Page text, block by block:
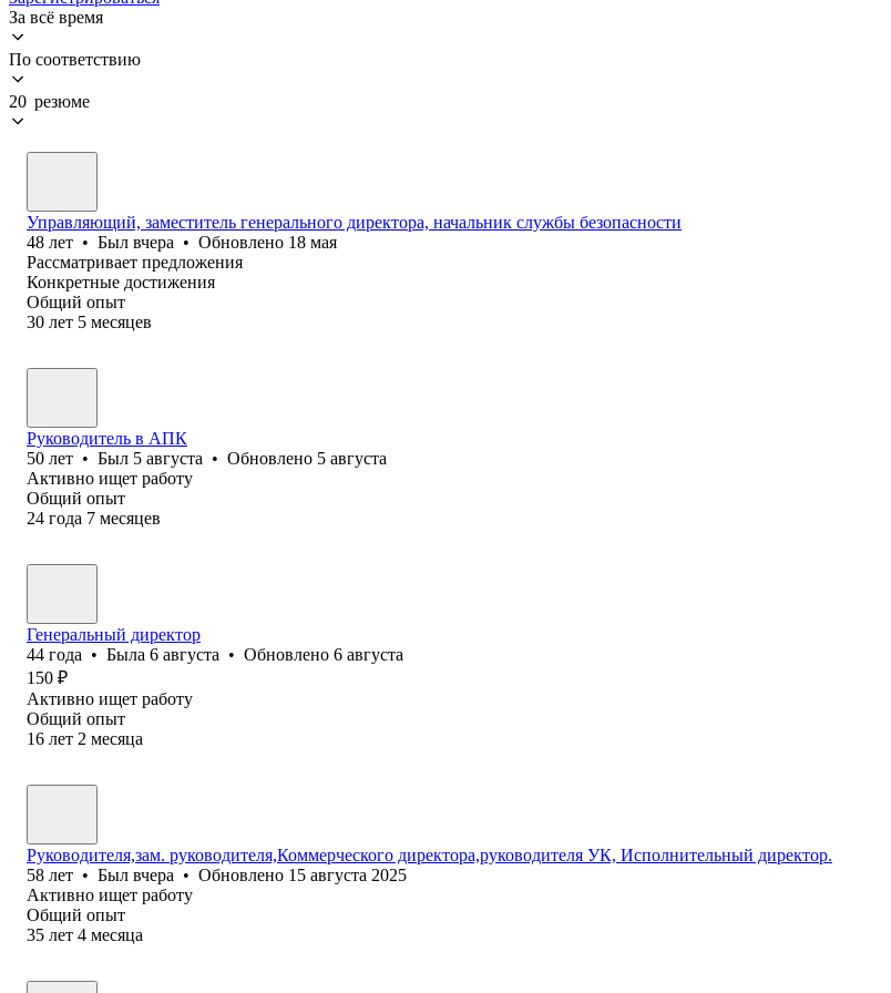
За всё время
По соответствию
20 резюме
Управляющий, заместитель генерального директора, начальник службы безопасности
48 лет • Был вчера • Обновлено 18 мая
Рассматривает предложения
Конкретные достижения
Общий опыт
30 лет 5 месяцев
Руководитель в АПК
50 лет • Был 5 августа • Обновлено 5 августа
Активно ищет работу
Общий опыт
24 года 7 месяцев
Генеральный директор
44 года • Была 6 августа • Обновлено 6 августа
150 ₽
Активно ищет работу
Общий опыт
16 лет 2 месяца
Руководителя,зам. руководителя,Коммерческого директора,руководителя УК, Исполнительный директор.
58 лет • Был вчера • Обновлено 15 августа 2025
Активно ищет работу
Общий опыт
35 лет 4 месяца